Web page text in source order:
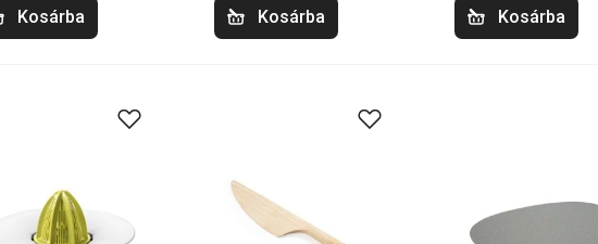
Kosárba Kosárba Kosárba